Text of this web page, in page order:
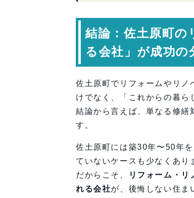
リフォーム・リノベ前
まとめ：佐土原町の住
結論：佐土原町
る会社」が成功の
佐土原町でリフォームやリノ
けでなく、「これからの暮ら
結論から言えば、単なる修繕
す。
佐土原町には築30年〜50年
ていないケースも少なくあり
だからこそ、
リフォーム・
れる会社が、後悔しない住ま